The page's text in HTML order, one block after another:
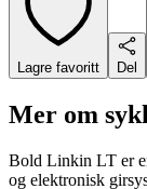
Lagre favoritt Del
Mer om
Bold Linkin LT er
og elektronisk